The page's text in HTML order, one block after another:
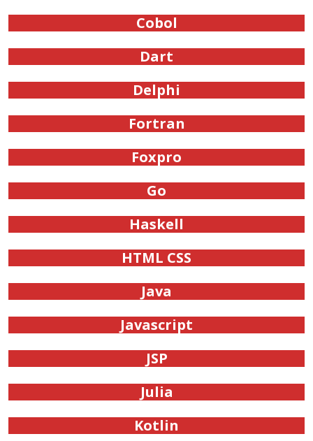
Cobol
Dart
Delphi
Fortran
Foxpro
Go
Haskell
HTML CSS
Java
Javascript
JSP
Julia
Kotlin